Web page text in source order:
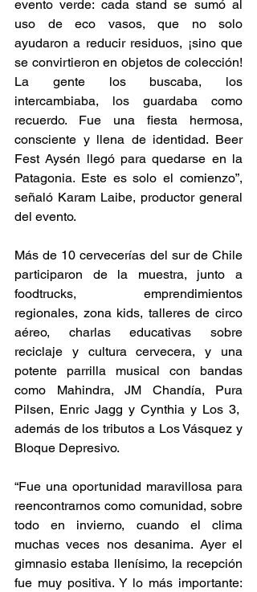
evento verde: cada stand se sumó al
uso de eco vasos, que no solo
ayudaron a reducir residuos, ¡sino que
se convirtieron en objetos de colección!
La gente los buscaba, los
intercambiaba, los guardaba como
recuerdo. Fue una fiesta hermosa,
consciente y llena de identidad. Beer
Fest Aysén llegó para quedarse en la
Patagonia. Este es solo el comienzo”,
señaló Karam Laibe, productor general
del evento.
Más de 10 cervecerías del sur de Chile
participaron de la muestra, junto a
foodtrucks, emprendimientos
regionales, zona kids, talleres de circo
aéreo, charlas educativas sobre
reciclaje y cultura cervecera, y una
potente parrilla musical con bandas
como Mahindra, JM Chandía, Pura
Pilsen, Enric Jagg y Cynthia y Los 3,
además de los tributos a Los Vásquez y
Bloque Depresivo.
“Fue una oportunidad maravillosa para
reencontrarnos como comunidad, sobre
todo en invierno, cuando el clima
muchas veces nos desanima. Ayer el
gimnasio estaba llenísimo, la recepción
fue muy positiva. Y lo más importante: